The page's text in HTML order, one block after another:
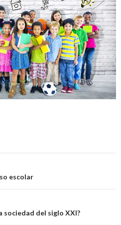
escolar
sociedad del siglo XXI?